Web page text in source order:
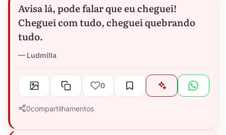
Avisa lá, pode falar que eu cheguei!
Cheguei com tudo, cheguei quebrando
tudo.
Ludmilla
0
0compartilhamentos